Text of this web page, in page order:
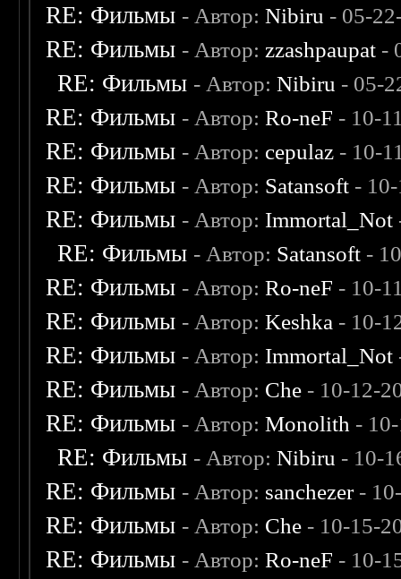
RE: Фильмы - Автор:Nibiru - 05-
RE: Фильмы - Автор: zzashpaupat -
RE: Фильмы - Автор:Nibiru - 05-
RE: Фильмы - Автор:Ro-neF - 10-
RE: Фильмы - Автор: cepulaz - 10-
RE: Фильмы - Автор: Satansoft -
RE: Фильмы - Автор: Immortal_Not
RE: Фильмы - Автор: Satansoft -
RE: Фильмы - Автор:Ro-neF - 10-
RE: Фильмы - Автор:Keshka - 10-
RE: Фильмы - Автор: Immortal_Not
RE: Фильмы - Автор: Che - 10-12-
RE: Фильмы - Автор:Monolith -
RE: Фильмы - Автор:Nibiru - 10-
RE: Фильмы - Автор: sanchezer-
RE: Фильмы - Автор: Che - 10-15-
RE: Фильмы - Автор:Ro-neF - 10-